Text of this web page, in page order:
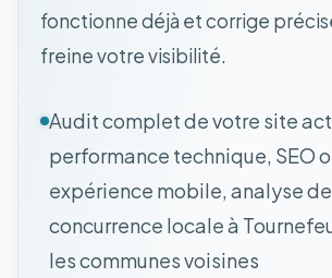
fonctionne déjà et corrige
freine votre visibilité.
Audit complet de votre site
performance technique, SEO
expérience mobile, analyse
concurrence locale à
les communes voisines